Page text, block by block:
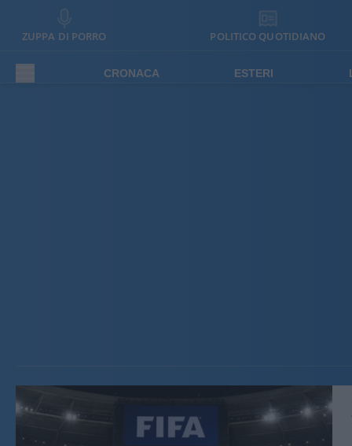
ZUPPA DI PORRO POLITICO QUOTIDIANO
CRONACA ESTERI